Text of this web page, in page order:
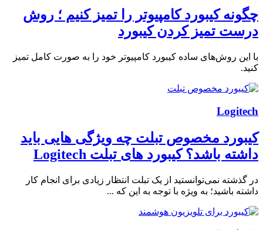
چگونه کیبورد کامپیوتر را تمیز کنیم ؛ روش
درست تمیز کردن کیبورد
با این روش‌های ساده کیبورد کامپیوتر خود را به صورت کامل تمیز
کنید.
Logitech
کیبورد مخصوص تبلت چه ویژگی هایی باید
داشته باشد؟ کیبورد های تبلت Logitech
در گذشته نمی‌توانستید از یک تبلت انتظار زیادی برای انجام کار
داشته باشید؛ به ویژه با توجه به این که ...